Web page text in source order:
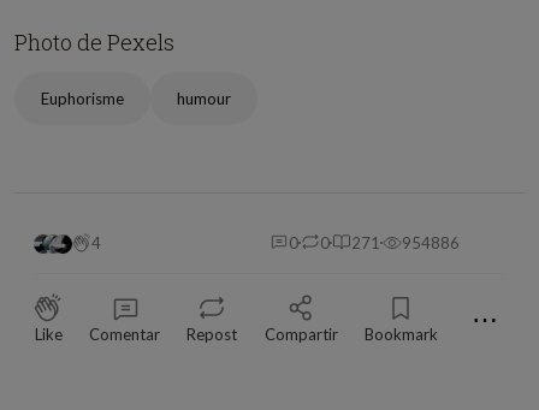
Photo de Pexels
Euphorisme humour
4 0 0 271 954886
Like Comentar Repost Compartir Bookmark ⋯